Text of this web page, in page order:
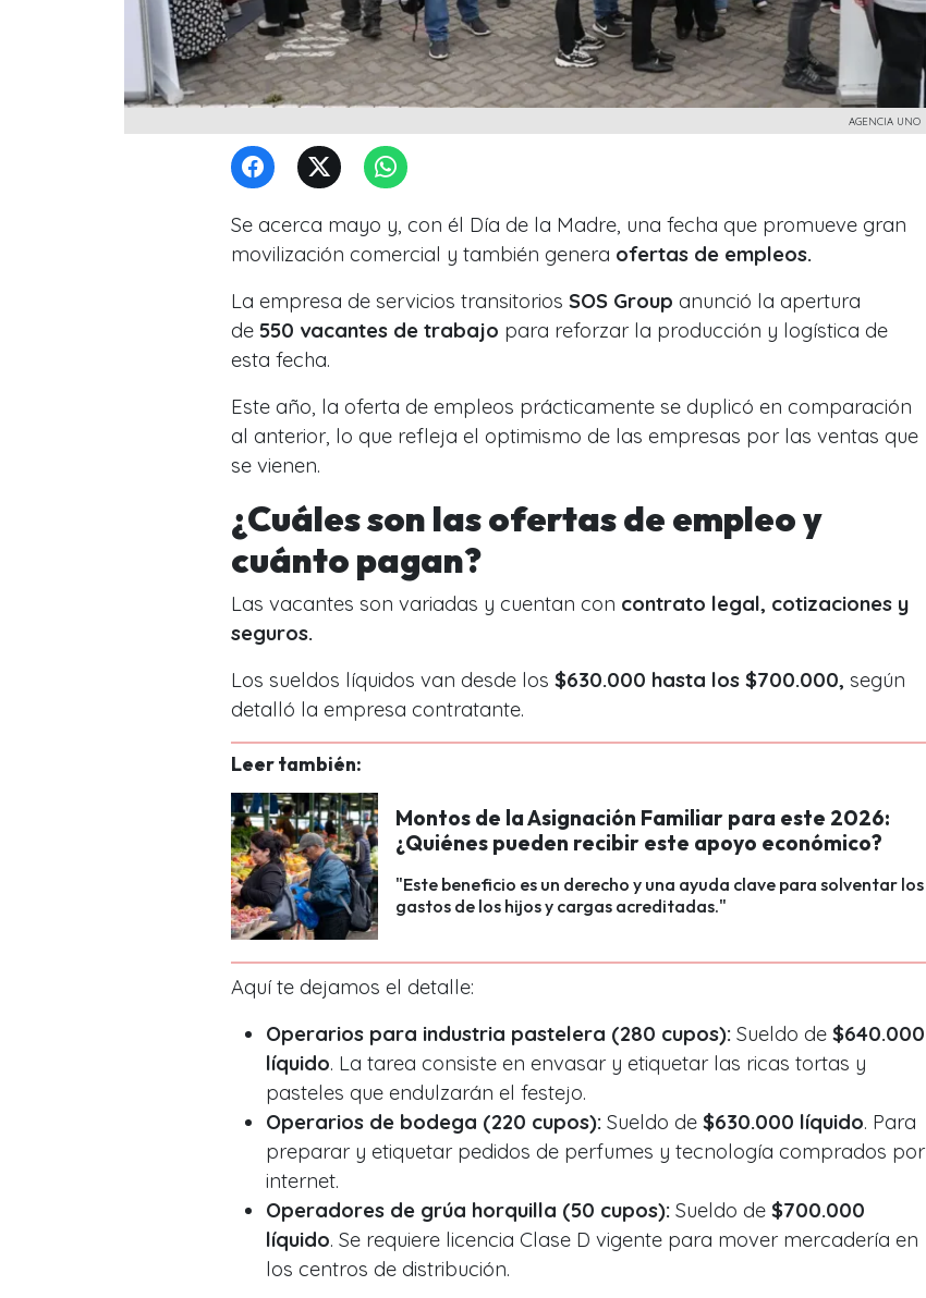
AGENCIA UNO
Se acerca mayo y, con él Día de la Madre, una fecha que promueve gran
movilización comercial y también genera ofertas de empleos.
La empresa de servicios transitorios SOS Group anunció la apertura
de 550 vacantes de trabajo para reforzar la producción y logística de
esta fecha.
Este año, la oferta de empleos prácticamente se duplicó en comparación
al anterior, lo que refleja el optimismo de las empresas por las ventas que
se vienen.
¿Cuáles son las ofertas de empleo y
cuánto pagan?
Las vacantes son variadas y cuentan con contrato legal, cotizaciones y
seguros.
Los sueldos líquidos van desde los $630.000 hasta los $700.000, según
detalló la empresa contratante.
Leer también:
Montos de la Asignación Familiar para este 2026:
¿Quiénes pueden recibir este apoyo económico?
"Este beneficio es un derecho y una ayuda clave para solventar los
gastos de los hijos y cargas acreditadas."
Aquí te dejamos el detalle:
Operarios para industria pastelera (280 cupos): Sueldo de $640.000
líquido. La tarea consiste en envasar y etiquetar las ricas tortas y
pasteles que endulzarán el festejo.
Operarios de bodega (220 cupos): Sueldo de $630.000 líquido. Para
preparar y etiquetar pedidos de perfumes y tecnología comprados por
internet.
Operadores de grúa horquilla (50 cupos): Sueldo de $700.000
líquido. Se requiere licencia Clase D vigente para mover mercadería en
los centros de distribución.